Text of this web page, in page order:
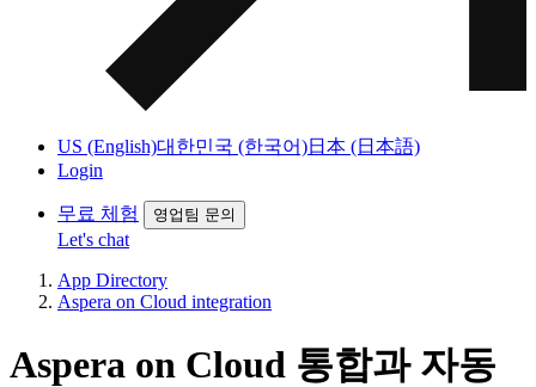
US (English)대한민국 (한국어)日本 (日本語)
Login
무료 체험 영업팀 문의
Let's chat
App Directory
Aspera on Cloud integration
Aspera on Cloud 통합과 자동